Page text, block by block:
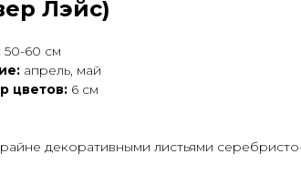
Лэйс)
50-60 см
апрель, май
цветов: 6 см
декоративными листьями